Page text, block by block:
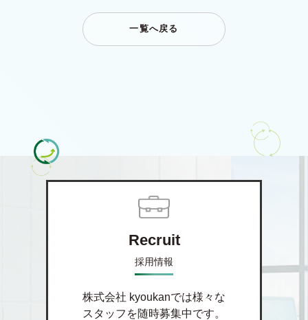
一覧へ戻る
Recruit
採用情報
株式会社 kyoukanでは様々な
スタッフを随時募集中です。